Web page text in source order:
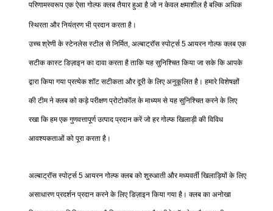
परिणामस्वरूप एक ऐसा गोल्फ क्लब तैयार हुआ है जो न केवल क्षमाशील है बल्कि अधिक
स्थिरता और नियंत्रण भी प्रदान करता है।
उच्च श्रेणी के स्टेनलेस स्टील से निर्मित, अल्बाट्रॉस स्पोर्ट्स 5 आयरन गोल्फ क्लब एक
सटीक कास्ट डिज़ाइन का दावा करता है ताकि यह सुनिश्चित किया जा सके कि आपके
द्वारा किया गया प्रत्येक शॉट सटीकता और दूरी के लिए अनुकूलित है। हमारे विशेषज्ञों
की टीम ने क्लब को कड़े परीक्षण प्रोटोकॉल के माध्यम से यह सुनिश्चित करने के लिए
रखा कि हम एक गुणवत्तापूर्ण उत्पाद प्रदान करें जो हर गोल्फ खिलाड़ी की विविध
आवश्यकताओं को पूरा करता है।
अल्बाट्रॉस स्पोर्ट्स 5 आयरन गोल्फ क्लब को शुरुआती और मध्यवर्ती खिलाड़ियों के लिए
असाधारण प्रदर्शन प्रदान करने के लिए डिज़ाइन किया गया है। क्लब का अनोखा